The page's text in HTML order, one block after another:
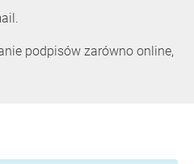
podpisów zarówno online,